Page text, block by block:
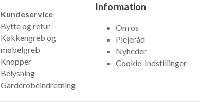
Kundeservice
Bytte og retur
Køkkengreb og
møbelgreb
Knopper
Belysning
Garderobeindretning
Information
Om os
Plejeråd
Nyheder
Cookie-Indstillinger